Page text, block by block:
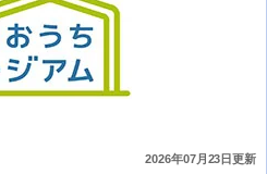
2026年07月23日更新